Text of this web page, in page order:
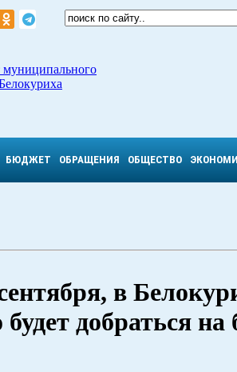
БЮДЖЕТ ОБРАЩЕНИЯ ОБЩЕСТВО
в
добраться на